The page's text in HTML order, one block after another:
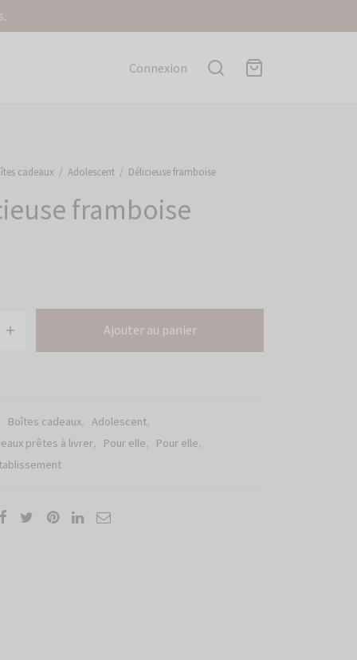
Connexion
cadeaux / Adolescent / Délicieuse framboise
framboise
Ajouter au panier
Boîtes cadeaux, Adolescent,
prêtes à livrer, Pour elle, Pour elle,